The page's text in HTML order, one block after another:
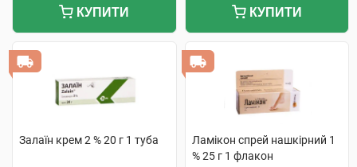
КУПИТИ КУПИТИ
Залаїн крем 2 % 20 г 1 туба
Ламікон спрей нашкірний 1
% 25 г 1 флакон